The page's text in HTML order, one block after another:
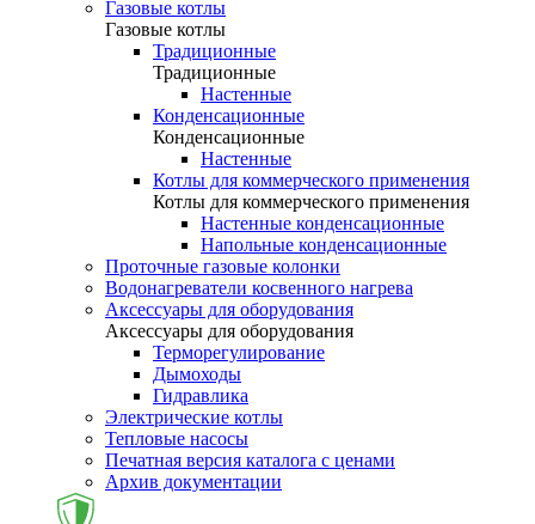
Газовые котлы
Газовые котлы
Традиционные
Традиционные
Настенные
Конденсационные
Конденсационные
Настенные
Котлы для коммерческого применения
Котлы для коммерческого применения
Настенные конденсационные
Напольные конденсационные
Проточные газовые колонки
Водонагреватели косвенного нагрева
Аксессуары для оборудования
Аксессуары для оборудования
Терморегулирование
Дымоходы
Гидравлика
Электрические котлы
Тепловые насосы
Печатная версия каталога с ценами
Архив документации